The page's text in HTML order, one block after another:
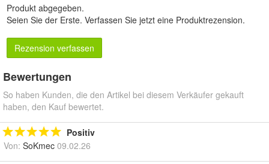
Produkt abgegeben.
Seien Sie der Erste. Verfassen Sie jetzt eine Produktrezension.
Rezension verfassen
Bewertungen
So haben Kunden, die den Artikel bei diesem Verkäufer gekauft
haben, den Kauf bewertet.
Positiv
Von: SoKmec 09.02.26